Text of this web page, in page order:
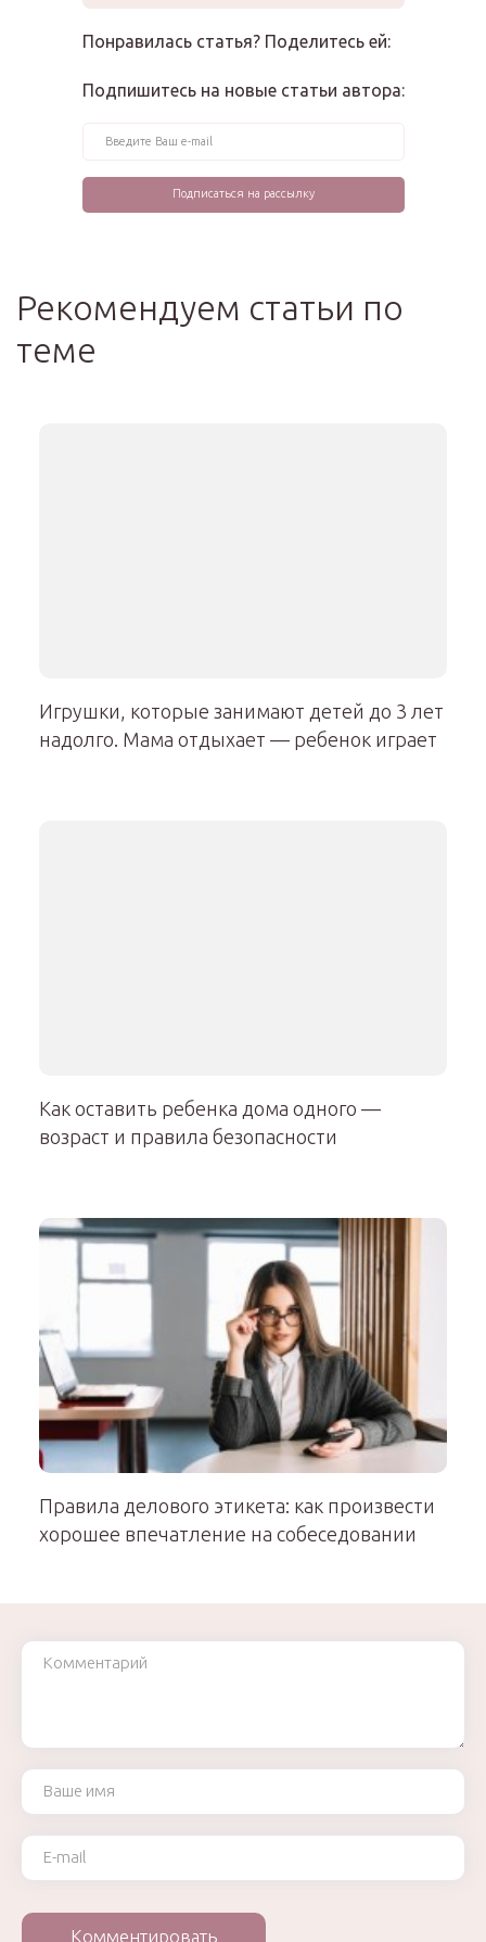
Понравилась статья? Поделитесь ей:
Подпишитесь на новые статьи автора:
Рекомендуем статьи по
теме
Игрушки, которые занимают детей до 3 лет
надолго. Мама отдыхает — ребенок играет
Как оставить ребенка дома одного —
возраст и правила безопасности
Правила делового этикета: как произвести
хорошее впечатление на собеседовании
Комментарий
Ваше имя
Ваш e-mail
Комментировать